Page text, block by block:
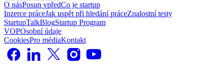
O násPosun vpředCo je startup
Inzerce práceJak uspět při hledání práceZnalostní testy
StartupTalkBlogStartup Program
VOPOsobní údaje
CookiesPro médiaKontakt